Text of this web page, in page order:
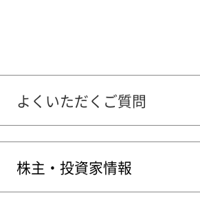
よくいただくご質問
株主・投資家情報